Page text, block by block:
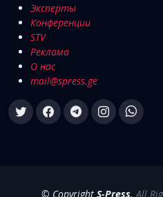
Эксперты
Конференции
STV
Реклама
О нас
mail@spress.ge
© Copyright S-Press. All